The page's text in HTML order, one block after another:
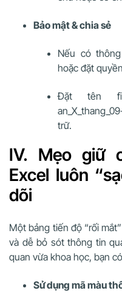
Bảo mật & chia sẻ
Nếu có
hoặc đặt
Đặt tên
trữ.
IV. Mẹo giữ
Excel luôn
dõi
Một bảng tiến độ “rối
và dễ bỏ sót thông tin
quan vừa khoa học, bạn
Sử dụng mã màu